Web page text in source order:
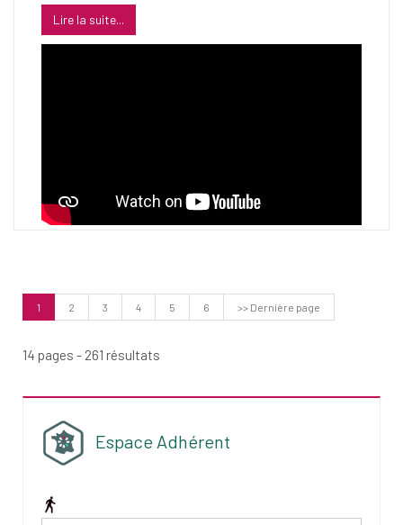
Lire la suite...
1
courante)
2 3 4 5 6 >> Dernière page
14 pages - 261 résultats
Espace Adhérent